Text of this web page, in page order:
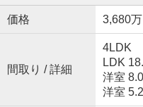
価格 3,680万
間取り / 詳細
4LDK
LDK
洋室
洋室